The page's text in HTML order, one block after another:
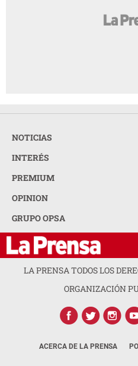
NOTICIAS
INTERÉS
PREMIUM
OPINION
GRUPO OPSA
LA PRENSA TODOS LOS
ORGANIZACIÓN
ACERCA DE LA PRENSA